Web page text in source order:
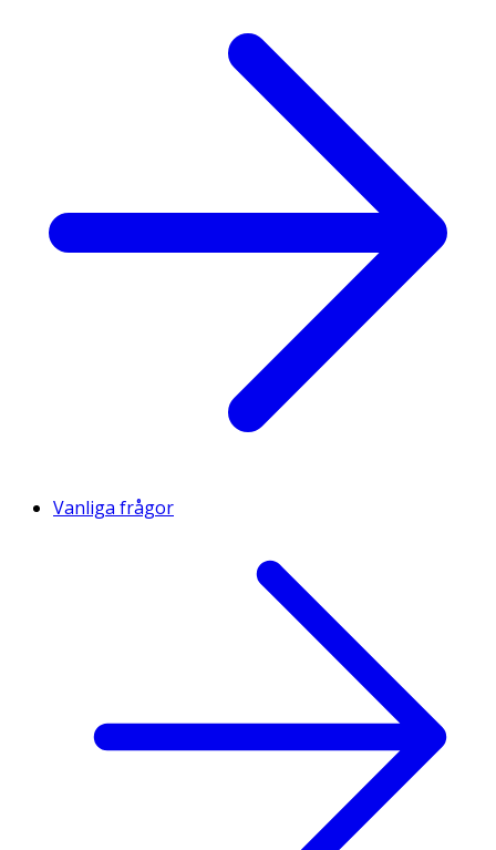
Vanliga frågor